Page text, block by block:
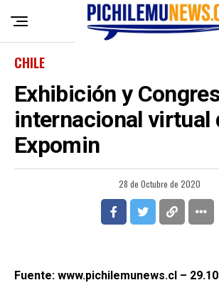
CHILE
Exhibición y
internacional virtual
Expomin
28 de Octubre de 2020
Fuente: www.pichilemunews.cl –